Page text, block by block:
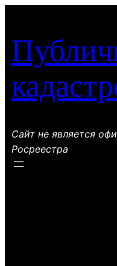
содержимому
Сайт не является
Росреестра